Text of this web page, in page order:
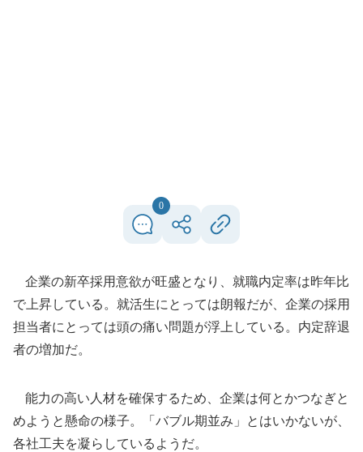
0
企業の新卒採用意欲が旺盛となり、就職内定率は昨年比
で上昇している。就活生にとっては朗報だが、企業の採用
担当者にとっては頭の痛い問題が浮上している。内定辞退
者の増加だ。
能力の高い人材を確保するため、企業は何とかつなぎと
めようと懸命の様子。「バブル期並み」とはいかないが、
各社工夫を凝らしているようだ。